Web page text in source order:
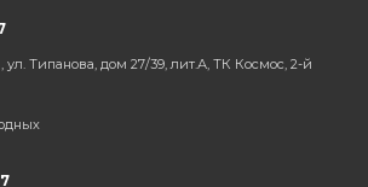
ул. Типанова, дом 27/39, лит.А, ТК Космос, 2-й